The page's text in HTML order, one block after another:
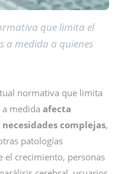
que limita el
a medida a quienes
normativa que limita
medida afecta
complejas,
patologías
el crecimiento, personas